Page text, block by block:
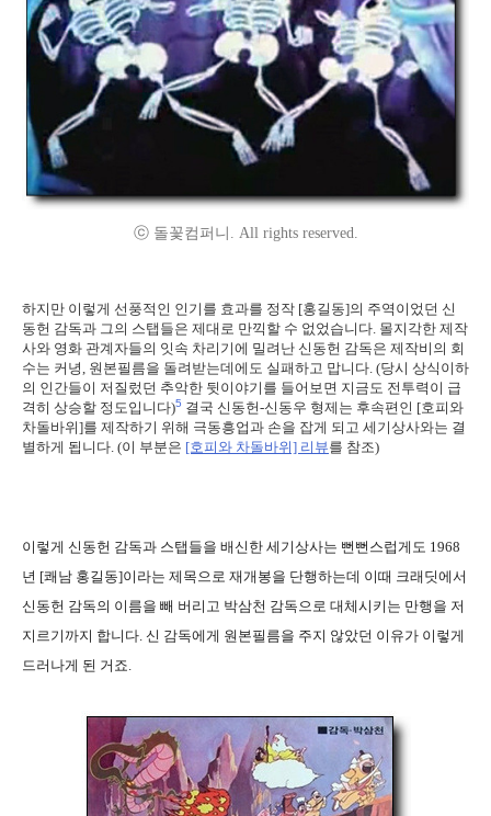
ⓒ 돌꽃컴퍼니. All rights reserved.
하지만 이렇게 선풍적인 인기를 효과를 정작 [홍길동]의 주역이었던 신
동헌 감독과 그의 스탭들은 제대로 만끽할 수 없었습니다. 몰지각한 제작
사와 영화 관계자들의 잇속 차리기에 밀려난 신동헌 감독은 제작비의 회
수는 커녕, 원본필름을 돌려받는데에도 실패하고 맙니다. (당시 상식이하
의 인간들이 저질렀던 추악한 뒷이야기를 들어보면 지금도 전투력이 급
격히 상승할 정도입니다)5 결국 신동헌-신동우 형제는 후속편인 [호피와
차돌바위]를 제작하기 위해 극동흥업과 손을 잡게 되고 세기상사와는 결
별하게 됩니다. (이 부분은 [호피와 차돌바위] 리뷰를 참조)
이렇게 신동헌 감독과 스탭들을 배신한 세기상사는 뻔뻔스럽게도 1968
년 [쾌남 홍길동]이라는 제목으로 재개봉을 단행하는데 이때 크래딧에서
신동헌 감독의 이름을 빼 버리고 박삼천 감독으로 대체시키는 만행을 저
지르기까지 합니다. 신 감독에게 원본필름을 주지 않았던 이유가 이렇게
드러나게 된 거죠.